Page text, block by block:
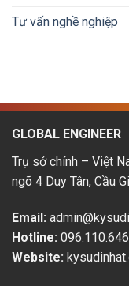
Tư vấn nghề nghiệp
GLOBAL ENGINEER
Trụ sở chính – Việt
ngõ 4 Duy Tân, Cầu
Email:
Hotline:
Website: